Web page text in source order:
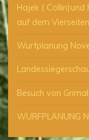
Hajek ( Collin)und
auf dem
Wurfplanung
Besuch von
WURFPLANUNG